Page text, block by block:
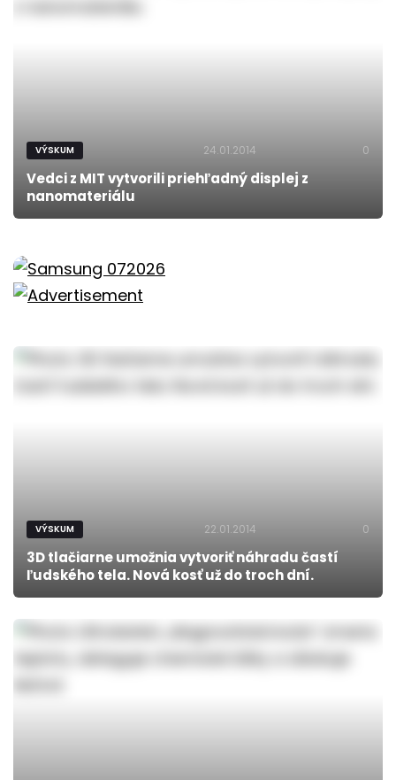
VÝSKUM 24.01.2014 0
Vedci z MIT vytvorili priehľadný displej z
nanomateriálu
VÝSKUM 22.01.2014 0
3D tlačiarne umožnia vytvoriť náhradu častí
ľudského tela. Nová kosť už do troch dní.